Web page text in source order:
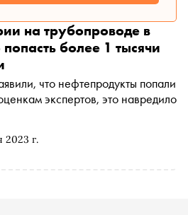
2023 г.
на трубопроводе в
более 1 тысячи
что нефтепродукты попали
экспертов, это навредило